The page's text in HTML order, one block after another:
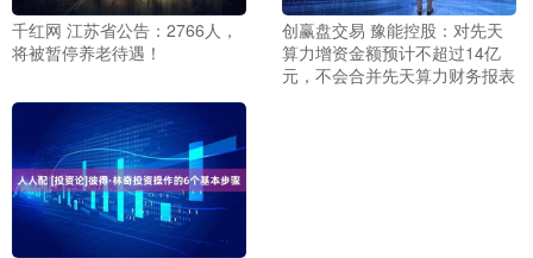
千红网 江苏省公告：2766人，
将被暂停养老待遇！
创赢盘交易 豫能控股：对先天
算力增资金额预计不超过14亿
元，不会合并先天算力财务报表